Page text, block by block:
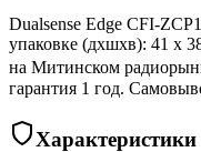
Dualsense Edge CFI-
упаковке (дхшхв): 41 x
на Митинском
гарантия 1 год.
Характеристики